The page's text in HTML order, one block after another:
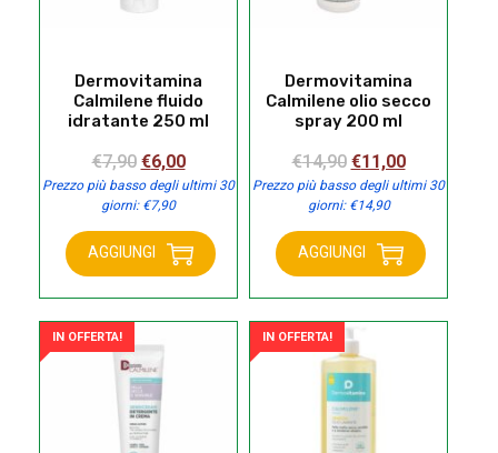
Dermovitamina
Calmilene fluido
idratante 250 ml
€7,90 Il
prezzo
originale
era:
€7,90.
€6,00Il
prezzo
€6,00.
Prezzo più basso degli ultimi 30
giorni: €7,90
Dermovitamina
Calmilene
fluido
idratante
AGGIUNGI
Dermovitamina
Calmilene olio secco
spray 200 ml
€14,90 Il
prezzo
originale
era:
€14,90.
€11,00Il
prezzo
è:
€11,00.
Prezzo più basso degli ultimi 30
giorni: €14,90
Dermovitamina
Calmilene
olio
secco
AGGIUNGI
IN OFFERTA! IN OFFERTA!